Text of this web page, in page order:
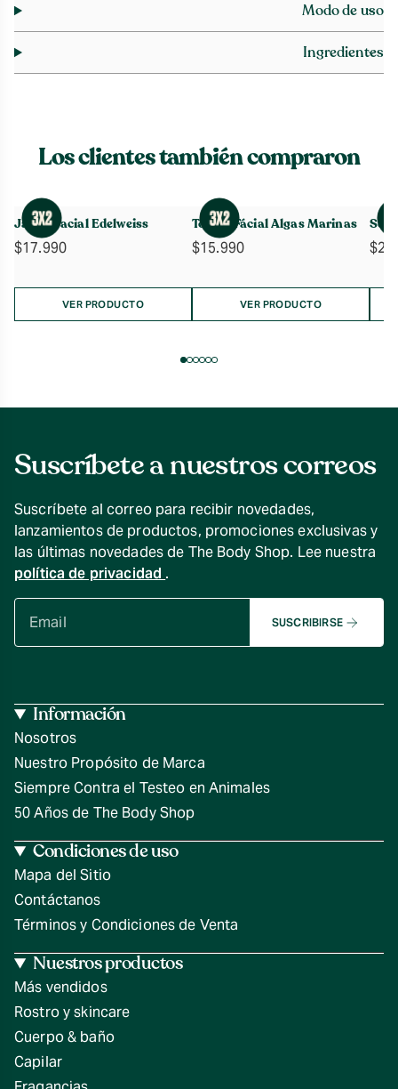
Modo de uso
Ingredientes
Los clientes también compraron
Jabón Facial Edelweiss
$17.990
VER PRODUCTO
Tónico Fácial Algas Marinas
$15.990
VER PRODUCTO
$
Suscríbete a nuestros correos
Suscríbete al correo para recibir novedades,
lanzamientos de productos, promociones exclusivas y
las últimas novedades de The Body Shop. Lee nuestra
política de privacidad .
SUSCRIBIRSE
Información
Nosotros
Nuestro Propósito de Marca
Siempre Contra el Testeo en Animales
50 Años de The Body Shop
Condiciones de uso
Mapa del Sitio
Contáctanos
Términos y Condiciones de Venta
Nuestros productos
Más vendidos
Rostro y skincare
Cuerpo & baño
Capilar